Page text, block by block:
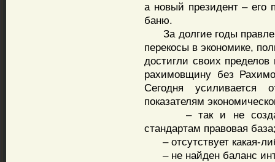
а новый президент – его
баню.
За долгие годы
перекосы в экономике,
достигли своих
рахимовщину без
Сегодня усиливается
показателям
– так и не создана
стандартам правовая
– отсутствует какая-
– не найден баланс